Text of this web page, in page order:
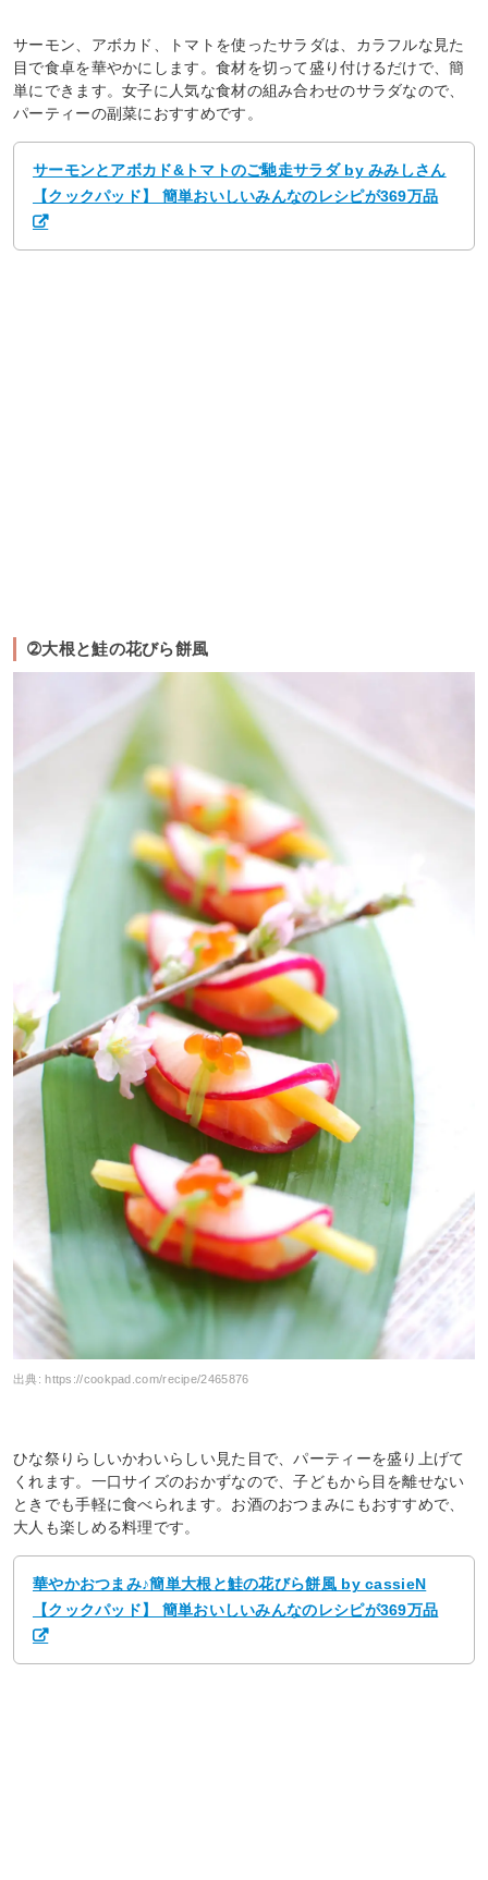
サーモン、アボカド、トマトを使ったサラダは、カラフルな見た
目で食卓を華やかにします。食材を切って盛り付けるだけで、簡
単にできます。女子に人気な食材の組み合わせのサラダなので、
パーティーの副菜におすすめです。
サーモンとアボカド&トマトのご馳走サラダ by みみしさん
【クックパッド】 簡単おいしいみんなのレシピが369万品
➁大根と鮭の花びら餅風
出典: https://cookpad.com/recipe/2465876
ひな祭りらしいかわいらしい見た目で、パーティーを盛り上げて
くれます。一口サイズのおかずなので、子どもから目を離せない
ときでも手軽に食べられます。お酒のおつまみにもおすすめで、
大人も楽しめる料理です。
華やかおつまみ♪簡単大根と鮭の花びら餅風 by cassieN
【クックパッド】 簡単おいしいみんなのレシピが369万品